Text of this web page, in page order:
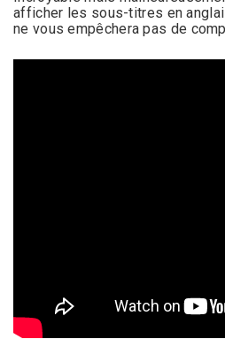
afficher les sous-titres en
ne vous empêchera pas de